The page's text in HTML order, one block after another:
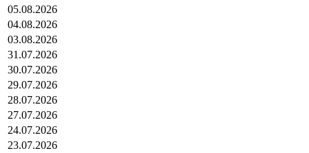
05.08.2026
04.08.2026
03.08.2026
31.07.2026
30.07.2026
29.07.2026
28.07.2026
27.07.2026
24.07.2026
23.07.2026